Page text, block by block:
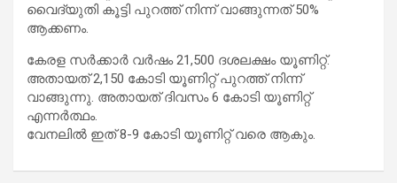
വൈദ്യുതി കൂട്ടി പുറത്ത് നിന്ന് വാങ്ങുന്നത് 50%
ആക്കണം.
കേരള സർക്കാർ വർഷം 21,500 ദശലക്ഷം യൂണിറ്റ്.
അതായത് 2,150 കോടി യൂണിറ്റ് പുറത്ത് നിന്ന്
വാങ്ങുന്നു. അതായത് ദിവസം 6 കോടി യൂണിറ്റ്
എന്നർത്ഥം.
വേനലിൽ ഇത് 8-9 കോടി യൂണിറ്റ് വരെ ആകും.